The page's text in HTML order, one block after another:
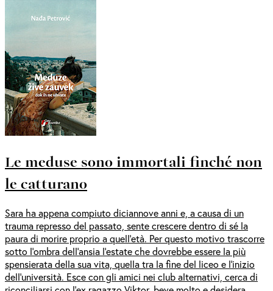
Le meduse sono immortali finché non
le catturano
Sara ha appena compiuto diciannove anni e, a causa di un
trauma represso del passato, sente crescere dentro di sé la
paura di morire proprio a quell’età. Per questo motivo trascorre
sotto l’ombra dell’ansia l’estate che dovrebbe essere la più
spensierata della sua vita, quella tra la fine del liceo e l’inizio
dell’università. Esce con gli amici nei club alternativi, cerca di